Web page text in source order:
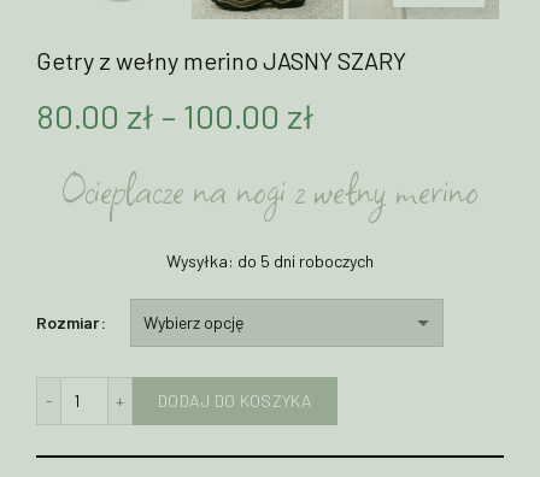
Getry z wełny merino JASNY SZARY
80.00 zł – 100.00 zł
cen:
80.00 zł
100.00 zł
Ocieplacze na nogi z wełny merino
Wysyłka: do 5 dni roboczych
Rozmiar
DODAJ DO KOSZYKA